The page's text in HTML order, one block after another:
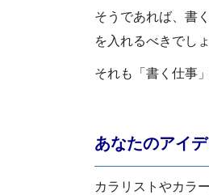
そうであれば、書
を入れるべきでしょ
それも「書く仕事
あなたのアイ
カラリストやカラ